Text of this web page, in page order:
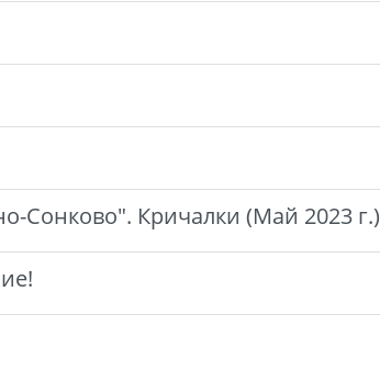
Сонково". Кричалки (Май 2023 г.)